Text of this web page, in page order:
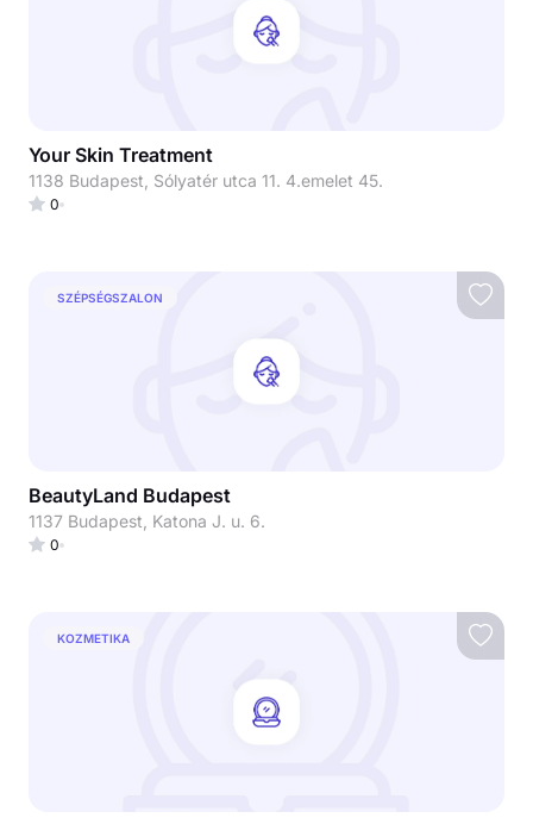
Your Skin Treatment
1138 Budapest, Sólyatér utca 11. 4.emelet 45.
0
SZÉPSÉGSZALON
BeautyLand Budapest
1137 Budapest, Katona J. u. 6.
0
KOZMETIKA